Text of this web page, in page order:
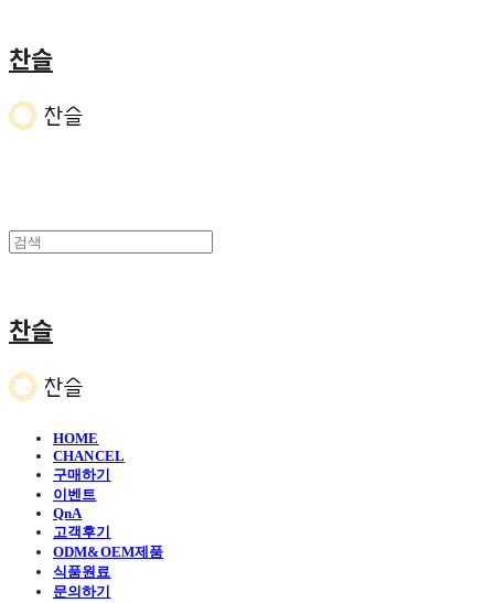
찬슬
찬슬
HOME
CHANCEL
구매하기
이벤트
QnA
고객후기
ODM&OEM제품
식품원료
문의하기